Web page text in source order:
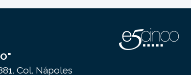
Col. Nápoles